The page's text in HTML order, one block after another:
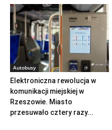
Autobusy
Elektroniczna rewolucja w
komunikacji miejskiej w
Rzeszowie. Miasto
przesuwało cztery razy...